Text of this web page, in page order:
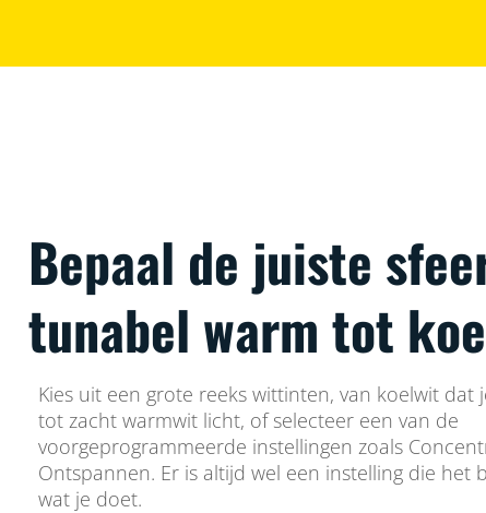
Bepaal de juiste
tunabel warm tot
Kies uit een grote reeks wittinten, van koelwit dat
tot zacht warmwit licht, of selecteer een van de
voorgeprogrammeerde instellingen zoals
Ontspannen. Er is altijd wel een instelling die het
wat je doet.